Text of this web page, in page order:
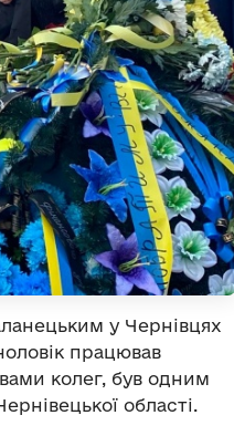
у Чернівцях
працював
колег, був одним
області.